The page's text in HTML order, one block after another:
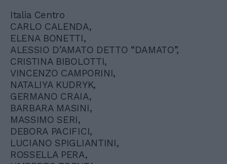
Italia Centro
CARLO CALENDA,
ELENA BONETTI,
ALESSIO D’AMATO DETTO “DAMATO”,
CRISTINA BIBOLOTTI,
VINCENZO CAMPORINI,
NATALIYA KUDRYK,
GERMANO CRAIA,
BARBARA MASINI,
MASSIMO SERI,
DEBORA PACIFICI,
LUCIANO SPIGLIANTINI,
ROSSELLA PERA,